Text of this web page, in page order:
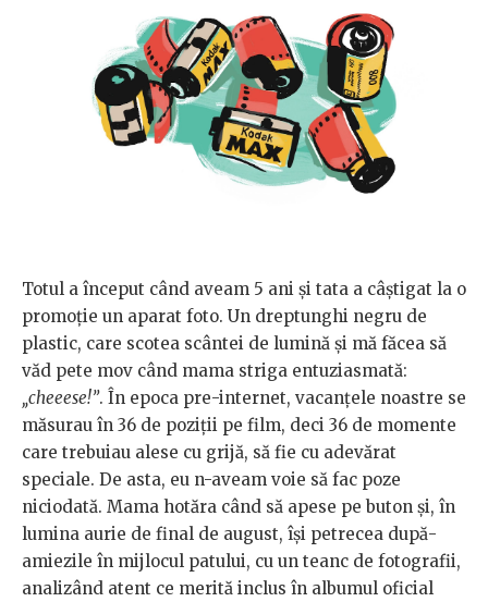
Totul a început când aveam 5 ani și tata a câștigat la o
promoție un aparat foto. Un dreptunghi negru de
plastic, care scotea scântei de lumină și mă făcea să
văd pete mov când mama striga entuziasmată:
„cheeese!”. În epoca pre-internet, vacanțele noastre se
măsurau în 36 de poziții pe film, deci 36 de momente
care trebuiau alese cu grijă, să fie cu adevărat
speciale. De asta, eu n-aveam voie să fac poze
niciodată. Mama hotăra când să apese pe buton și, în
lumina aurie de final de august, își petrecea după-
amiezile în mijlocul patului, cu un teanc de fotografii,
analizând atent ce merită inclus în albumul oficial